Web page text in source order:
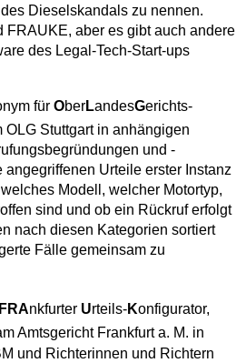
Dieselskandals zu nennen.
FRAUKE, aber es gibt auch andere
des Legal-Tech-Start-ups
für OberLandesGerichts-
OLG Stuttgart in anhängigen
und -
Urteile erster Instanz
Modell, welcher Motortyp,
sind und ob ein Rückruf erfolgt
nach diesen Kategorien sortiert
Fälle gemeinsam zu
FRAnkfurter Urteils-Konfigurator,
Amtsgericht Frankfurt a. M. in
und Richterinnen und Richtern